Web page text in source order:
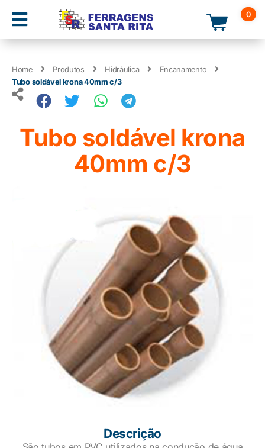
0
Home Produtos Hidráulica
Encanamento
Tubo soldável krona 40mm c/3
Tubo soldável krona
40mm c/3
Descrição